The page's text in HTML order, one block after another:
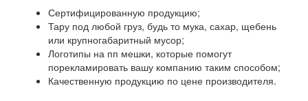
Сертифицированную продукцию;
Тару под любой груз, будь то мука, сахар, щебень
или крупногабаритный мусор;
Логотипы на пп мешки, которые помогут
порекламировать вашу компанию таким способом;
Качественную продукцию по цене производителя.